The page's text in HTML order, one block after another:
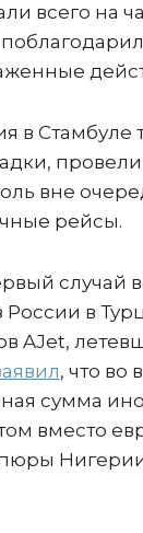
всего на
в Стамбуле
вне
рейсы.
случай
России в
AJet,
, что во
сумма
вместо